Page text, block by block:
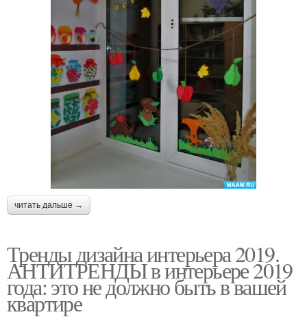
читать дальше →
Тренды дизайна интерьера 2019.
АНТИТРЕНДЫ в интерьере 2019
года: это не должно быть в вашей
квартире